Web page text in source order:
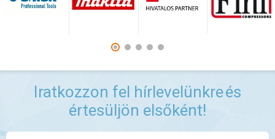
Iratkozzon fel hírlevelünkreés
értesüljön elsőként!